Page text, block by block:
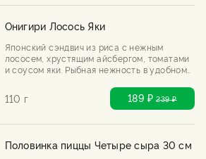
рождения
Онигири Лосось Яки
Японский сэндвич из риса с нежным
лососем, хрустящим айсбергом, томатами
и соусом яки. Рыбная нежность в удобном
***На блюдо не действуют скидки на
самовывоз и день рождения
110 г 189 ₽ 239₽
Половинка пиццы Четыре сыра 30 см